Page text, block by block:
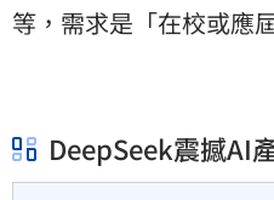
等，需求是「在校或應
DeepSeek震撼AI